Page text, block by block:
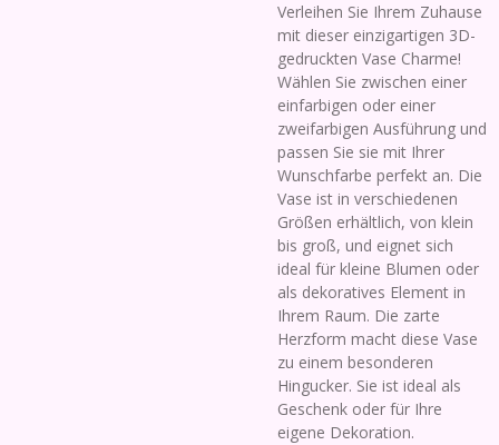
Verleihen Sie Ihrem Zuhause
mit dieser einzigartigen 3D-
gedruckten Vase Charme!
Wählen Sie zwischen einer
einfarbigen oder einer
zweifarbigen Ausführung und
passen Sie sie mit Ihrer
Wunschfarbe perfekt an. Die
Vase ist in verschiedenen
Größen erhältlich, von klein
bis groß, und eignet sich
ideal für kleine Blumen oder
als dekoratives Element in
Ihrem Raum. Die zarte
Herzform macht diese Vase
zu einem besonderen
Hingucker. Sie ist ideal als
Geschenk oder für Ihre
eigene Dekoration.